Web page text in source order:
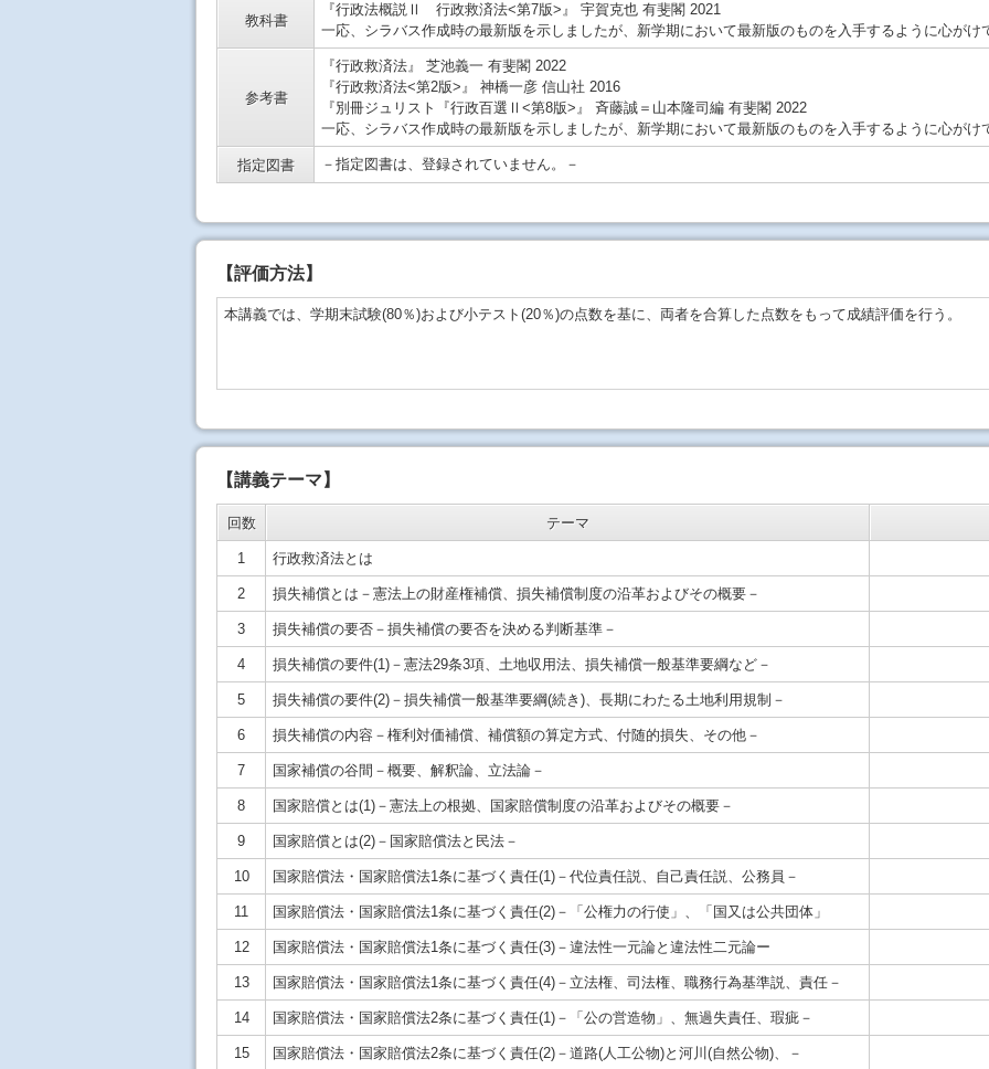
教科書
『行政法概説Ⅱ 行政救済法<第7版>』 宇賀克也 有斐閣 2021
一応、シラバス作成時の最新版を示しましたが、新学期において最新版のものを入手するように心がけ
参考書
『行政救済法』 芝池義一 有斐閣 2022
『行政救済法<第2版>』 神橋一彦 信山社 2016
『別冊ジュリスト『行政百選Ⅱ<第8版>』 斉藤誠＝山本隆司編 有斐閣 2022
一応、シラバス作成時の最新版を示しましたが、新学期において最新版のものを入手するように心がけ
指定図書 －指定図書は、登録されていません。－
【評価方法】
本講義では、学期末試験(80％)および小テスト(20％)の点数を基に、両者を合算した点数をもって成績評価を行う。
【講義テーマ】
回数 テーマ
1 行政救済法とは
2 損失補償とは－憲法上の財産権補償、損失補償制度の沿革およびその概要－
3 損失補償の要否－損失補償の要否を決める判断基準－
4 損失補償の要件(1)－憲法29条3項、土地収用法、損失補償一般基準要綱など－
5 損失補償の要件(2)－損失補償一般基準要綱(続き)、長期にわたる土地利用規制－
6 損失補償の内容－権利対価補償、補償額の算定方式、付随的損失、その他－
7 国家補償の谷間－概要、解釈論、立法論－
8 国家賠償とは(1)－憲法上の根拠、国家賠償制度の沿革およびその概要－
9 国家賠償とは(2)－国家賠償法と民法－
10 国家賠償法・国家賠償法1条に基づく責任(1)－代位責任説、自己責任説、公務員－
11 国家賠償法・国家賠償法1条に基づく責任(2)－「公権力の行使」、「国又は公共団体」
12 国家賠償法・国家賠償法1条に基づく責任(3)－違法性一元論と違法性二元論ー
13 国家賠償法・国家賠償法1条に基づく責任(4)－立法権、司法権、職務行為基準説、責任－
14 国家賠償法・国家賠償法2条に基づく責任(1)－「公の営造物」、無過失責任、瑕疵－
15 国家賠償法・国家賠償法2条に基づく責任(2)－道路(人工公物)と河川(自然公物)、－